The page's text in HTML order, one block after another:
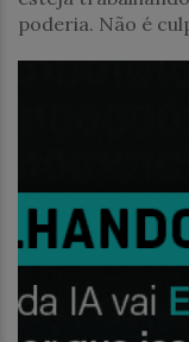
poderia. Não é